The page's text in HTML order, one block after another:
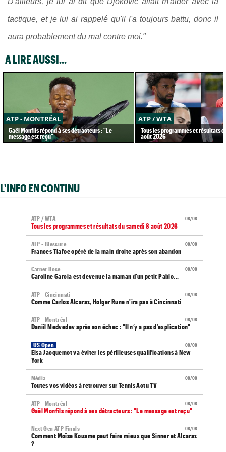
tactique, et je lui ai rappelé qu'il l'a toujours battu, donc il
aura probablement du mal contre moi."
A LIRE AUSSI...
ATP - MONTRÉAL
Gaël Monfils répond à ses détracteurs : "Le
message est reçu"
ATP / WTA
Tous les programmes et résultats
août 2026
L'INFO EN CONTINU
08/08
ATP / WTA
Tous les programmes et résultats du samedi 8 août 2026
08/08
ATP - Blessure
Frances Tiafoe opéré de la main droite après son abandon
08/08
Carnet Rose
Caroline Garcia est devenue la maman d’un petit Pablo...
08/08
ATP - Cincinnati
Comme Carlos Alcaraz, Holger Rune n'ira pas à Cincinnati
08/08
ATP - Montréal
Daniil Medvedev après son échec : "Il n’y a pas d’explication"
08/08
US Open
Elsa Jacquemot va éviter les périlleuses qualifications à New
York
08/08
Média
Toutes vos vidéos à retrouver sur Tennis Actu TV
08/08
ATP - Montréal
Gaël Monfils répond à ses détracteurs : "Le message est reçu"
08/08
Next Gen ATP Finals
Comment Moïse Kouame peut faire mieux que Sinner et Alcaraz
?